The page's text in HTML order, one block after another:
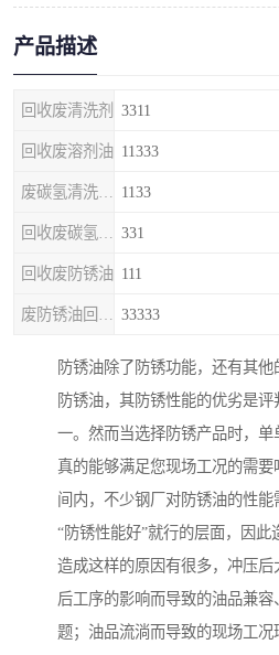
产品描述
回收废清洗剂 3311
回收废溶剂油 11333
1133
331
回收废防锈油 111
33333
防锈油除了防锈功能，还有其他
防锈油，其防锈性能的优劣是
一。然而当选择防锈产品时，
真的能够满足您现场工况的需
间内，不少钢厂对防锈油的性
“防锈性能好”就行的层面，因此
造成这样的原因有很多，冲压
后工序的影响而导致的油品兼容
题；油品流淌而导致的现场工